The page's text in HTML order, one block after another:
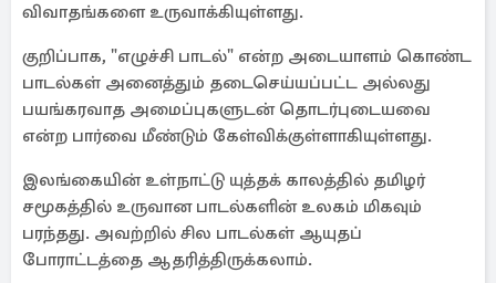
விவாதங்களை உருவாக்கியுள்ளது.
குறிப்பாக, "எழுச்சி பாடல்" என்ற அடையாளம் கொண்ட
பாடல்கள் அனைத்தும் தடைசெய்யப்பட்ட அல்லது
பயங்கரவாத அமைப்புகளுடன் தொடர்புடையவை
என்ற பார்வை மீண்டும் கேள்விக்குள்ளாகியுள்ளது.
இலங்கையின் உள்நாட்டு யுத்தக் காலத்தில் தமிழர்
சமூகத்தில் உருவான பாடல்களின் உலகம் மிகவும்
பரந்தது. அவற்றில் சில பாடல்கள் ஆயுதப்
போராட்டத்தை ஆதரித்திருக்கலாம்.